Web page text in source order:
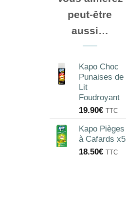
peut-être
aussi…
Kapo Choc
Punaises de
Lit
Foudroyant
19.90€ TTC
Kapo Pièges
à Cafards x5
18.50€ TTC